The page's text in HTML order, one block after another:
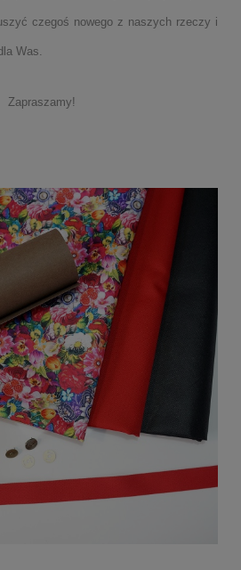
czegoś nowego z naszych rzeczy i
Was.
Zapraszamy!